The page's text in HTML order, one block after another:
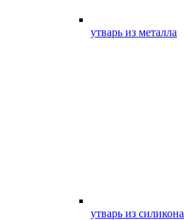
утварь из металла
утварь из силикона